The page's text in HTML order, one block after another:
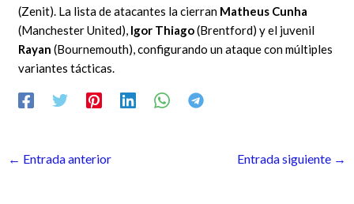
(Zenit). La lista de atacantes la cierran Matheus Cunha
(Manchester United), Igor Thiago(Brentford) y el juvenil
Rayan (Bournemouth), configurando un ataque con múltiples
variantes tácticas.
← Entrada anterior Entrada siguiente →